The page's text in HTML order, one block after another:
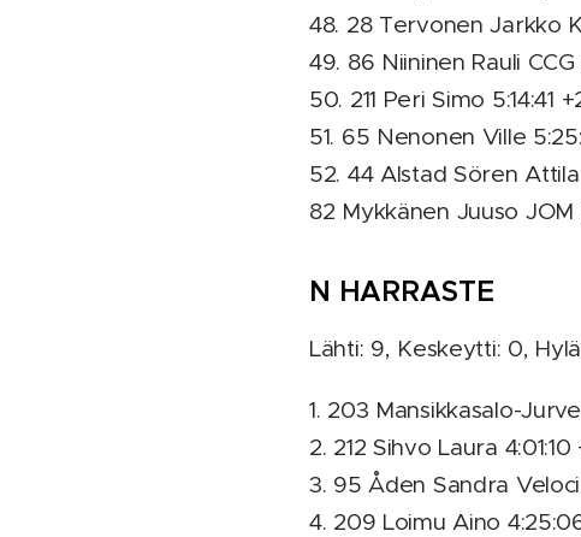
48. 28 Tervonen Jarkko
49. 86 Niininen Rauli CCG
50. 211 Peri Simo 5:14:41
51. 65 Nenonen Ville
52. 44 Alstad Sören Attila
82 Mykkänen Juuso JOM
N HARRASTE
Lähti: 9, Keskeytti: 0,
1. 203 Mansikkasalo-
2. 212 Sihvo Laura 4:01:10
3. 95 Åden Sandra
4. 209 Loimu Aino